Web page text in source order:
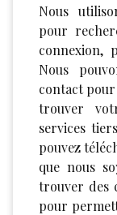
Nous
pour
connexion,
Nous
contact pour
trouver
services
pouvez
que nous
trouver des
pour